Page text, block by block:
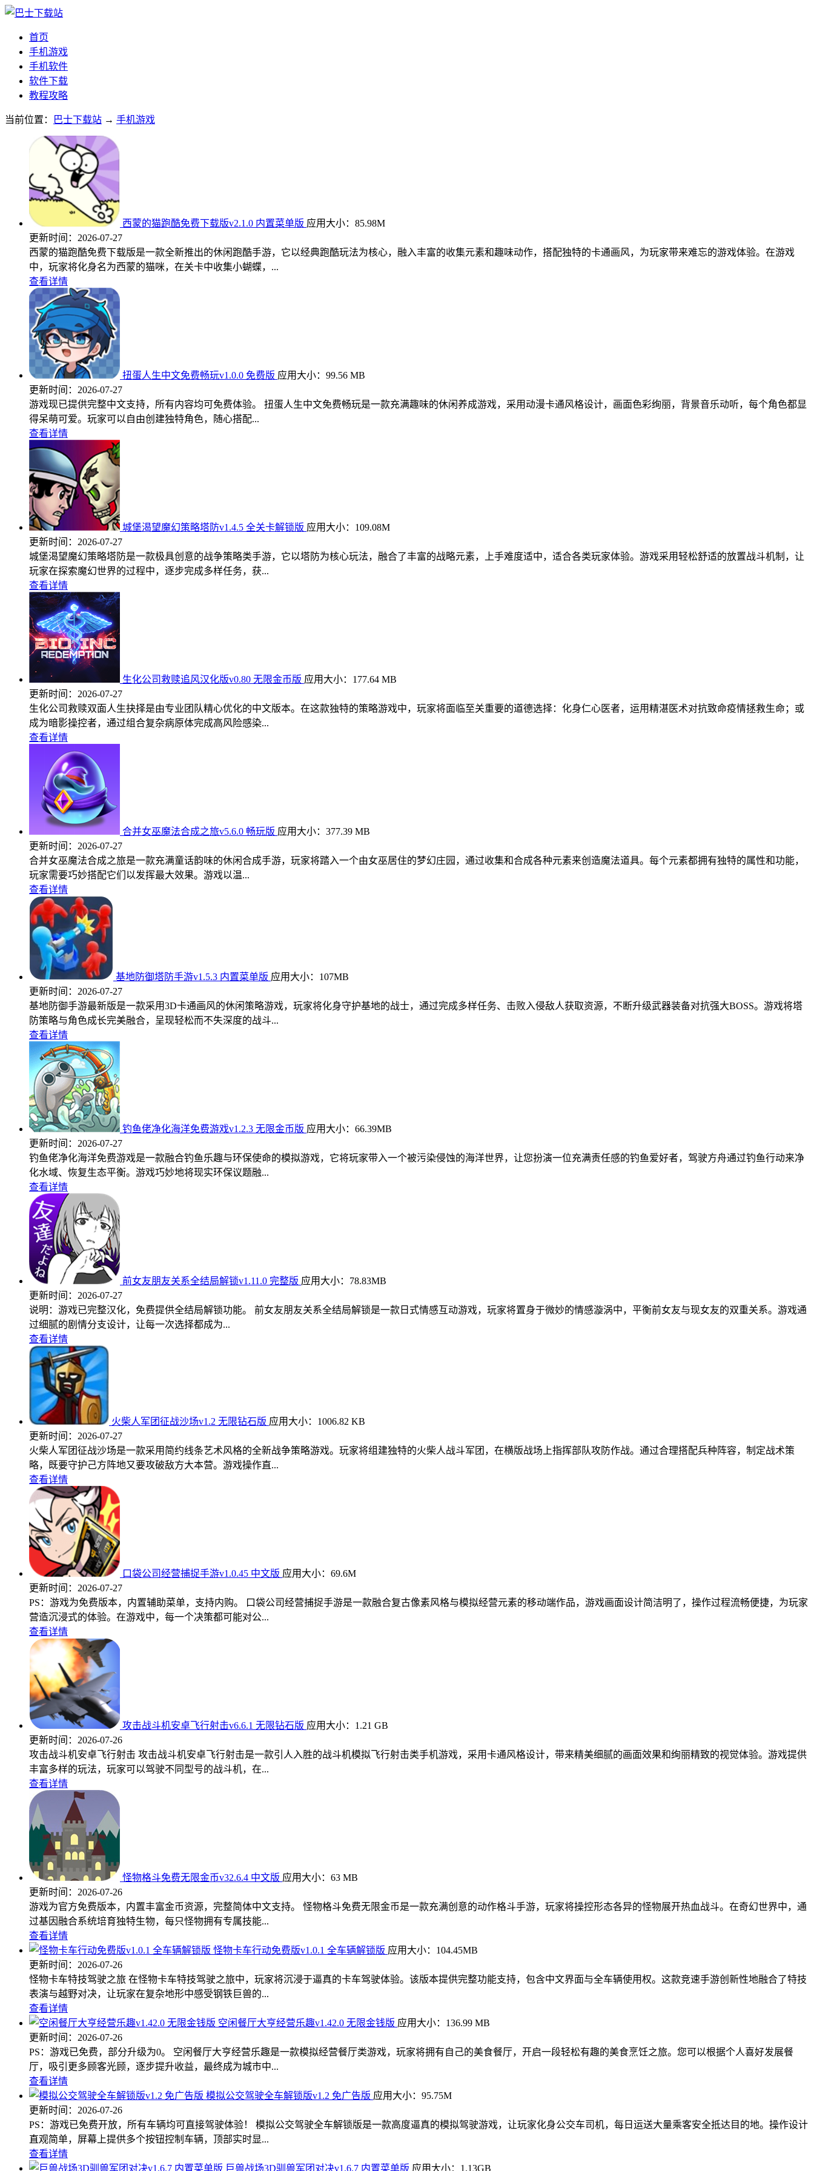
首页
手机游戏
手机软件
软件下载
教程攻略
当前位置： 巴士下载站 → 手机游戏
西蒙的猫跑酷免费下载版v2.1.0 内置菜单版 应用大小：85.98M
更新时间： 2026-07-27
西蒙的猫跑酷免费下载版是一款全新推出的休闲跑酷手游，它以经典跑酷玩法为核心，融入丰富的收集元素和趣味动作，搭配独特的卡通画风，为玩家带来难忘的游戏体验。在游戏
中，玩家将化身名为西蒙的猫咪，在关卡中收集小蝴蝶，...
查看详情
扭蛋人生中文免费畅玩v1.0.0 免费版 应用大小：99.56 MB
更新时间： 2026-07-27
游戏现已提供完整中文支持，所有内容均可免费体验。 扭蛋人生中文免费畅玩是一款充满趣味的休闲养成游戏，采用动漫卡通风格设计，画面色彩绚丽，背景音乐动听，每个角色都显
得呆萌可爱。玩家可以自由创建独特角色，随心搭配...
查看详情
城堡渴望魔幻策略塔防v1.4.5 全关卡解锁版 应用大小：109.08M
更新时间： 2026-07-27
城堡渴望魔幻策略塔防是一款极具创意的战争策略类手游，它以塔防为核心玩法，融合了丰富的战略元素，上手难度适中，适合各类玩家体验。游戏采用轻松舒适的放置战斗机制，让
玩家在探索魔幻世界的过程中，逐步完成多样任务，获...
查看详情
生化公司救赎追风汉化版v0.80 无限金币版 应用大小：177.64 MB
更新时间： 2026-07-27
生化公司救赎双面人生抉择是由专业团队精心优化的中文版本。在这款独特的策略游戏中，玩家将面临至关重要的道德选择：化身仁心医者，运用精湛医术对抗致命疫情拯救生命；或
成为暗影操控者，通过组合复杂病原体完成高风险感染...
查看详情
合并女巫魔法合成之旅v5.6.0 畅玩版 应用大小：377.39 MB
更新时间： 2026-07-27
合并女巫魔法合成之旅是一款充满童话韵味的休闲合成手游，玩家将踏入一个由女巫居住的梦幻庄园，通过收集和合成各种元素来创造魔法道具。每个元素都拥有独特的属性和功能，
玩家需要巧妙搭配它们以发挥最大效果。游戏以温...
查看详情
基地防御塔防手游v1.5.3 内置菜单版 应用大小：107MB
更新时间： 2026-07-27
基地防御手游最新版是一款采用3D卡通画风的休闲策略游戏，玩家将化身守护基地的战士，通过完成多样任务、击败入侵敌人获取资源，不断升级武器装备对抗强大BOSS。游戏将塔
防策略与角色成长完美融合，呈现轻松而不失深度的战斗...
查看详情
钓鱼佬净化海洋免费游戏v1.2.3 无限金币版 应用大小：66.39MB
更新时间： 2026-07-27
钓鱼佬净化海洋免费游戏是一款融合钓鱼乐趣与环保使命的模拟游戏，它将玩家带入一个被污染侵蚀的海洋世界，让您扮演一位充满责任感的钓鱼爱好者，驾驶方舟通过钓鱼行动来净
化水域、恢复生态平衡。游戏巧妙地将现实环保议题融...
查看详情
前女友朋友关系全结局解锁v1.11.0 完整版 应用大小：78.83MB
更新时间： 2026-07-27
说明：游戏已完整汉化，免费提供全结局解锁功能。 前女友朋友关系全结局解锁是一款日式情感互动游戏，玩家将置身于微妙的情感漩涡中，平衡前女友与现女友的双重关系。游戏通
过细腻的剧情分支设计，让每一次选择都成为...
查看详情
火柴人军团征战沙场v1.2 无限钻石版 应用大小：1006.82 KB
更新时间： 2026-07-27
火柴人军团征战沙场是一款采用简约线条艺术风格的全新战争策略游戏。玩家将组建独特的火柴人战斗军团，在横版战场上指挥部队攻防作战。通过合理搭配兵种阵容，制定战术策
略，既要守护己方阵地又要攻破敌方大本营。游戏操作直...
查看详情
口袋公司经营捕捉手游v1.0.45 中文版 应用大小：69.6M
更新时间： 2026-07-27
PS：游戏为免费版本，内置辅助菜单，支持内购。 口袋公司经营捕捉手游是一款融合复古像素风格与模拟经营元素的移动端作品，游戏画面设计简洁明了，操作过程流畅便捷，为玩家
营造沉浸式的体验。在游戏中，每一个决策都可能对公...
查看详情
攻击战斗机安卓飞行射击v6.6.1 无限钻石版 应用大小：1.21 GB
更新时间： 2026-07-26
攻击战斗机安卓飞行射击 攻击战斗机安卓飞行射击是一款引人入胜的战斗机模拟飞行射击类手机游戏，采用卡通风格设计，带来精美细腻的画面效果和绚丽精致的视觉体验。游戏提供
丰富多样的玩法，玩家可以驾驶不同型号的战斗机，在...
查看详情
怪物格斗免费无限金币v32.6.4 中文版 应用大小：63 MB
更新时间： 2026-07-26
游戏为官方免费版本，内置丰富金币资源，完整简体中文支持。 怪物格斗免费无限金币是一款充满创意的动作格斗手游，玩家将操控形态各异的怪物展开热血战斗。在奇幻世界中，通
过基因融合系统培育独特生物，每只怪物拥有专属技能...
查看详情
怪物卡车行动免费版v1.0.1 全车辆解锁版 应用大小：104.45MB
更新时间： 2026-07-26
怪物卡车特技驾驶之旅 在怪物卡车特技驾驶之旅中，玩家将沉浸于逼真的卡车驾驶体验。该版本提供完整功能支持，包含中文界面与全车辆使用权。这款竞速手游创新性地融合了特技
表演与越野对决，让玩家在复杂地形中感受钢铁巨兽的...
查看详情
空闲餐厅大亨经营乐趣v1.42.0 无限金钱版 应用大小：136.99 MB
更新时间： 2026-07-26
PS：游戏已免费，部分升级为0。 空闲餐厅大亨经营乐趣是一款模拟经营餐厅类游戏，玩家将拥有自己的美食餐厅，开启一段轻松有趣的美食烹饪之旅。您可以根据个人喜好发展餐
厅，吸引更多顾客光顾，逐步提升收益，最终成为城市中...
查看详情
模拟公交驾驶全车解锁版v1.2 免广告版 应用大小：95.75M
更新时间： 2026-07-26
PS：游戏已免费开放，所有车辆均可直接驾驶体验！ 模拟公交驾驶全车解锁版是一款高度逼真的模拟驾驶游戏，让玩家化身公交车司机，每日运送大量乘客安全抵达目的地。操作设计
直观简单，屏幕上提供多个按钮控制车辆，顶部实时显...
查看详情
巨兽战场3D驯兽军团对决v1.6.7 内置菜单版 应用大小：1.13GB